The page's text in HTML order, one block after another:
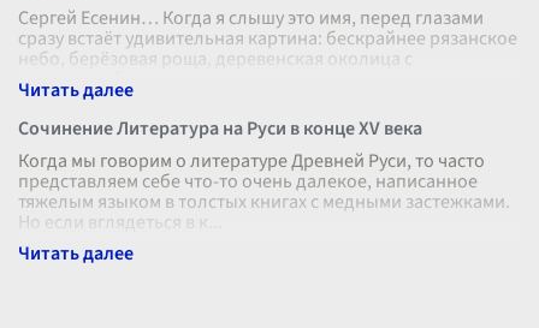
Сергей Есенин… Когда я слышу это имя, перед глазами
сразу встаёт удивительная картина: бескрайнее рязанское
небо, берёзовая роща, деревенская околица с
покосившейся изгородью и сил
Сочинение Литература на Руси в конце XV века
Когда мы говорим о литературе Древней Руси, то часто
представляем себе что-то очень далекое, написанное
тяжелым языком в толстых книгах с медными застежками.
Но если вглядеться в к